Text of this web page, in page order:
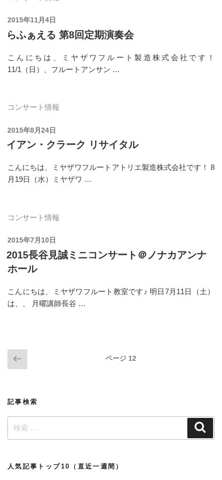
投
稿
2015年11月4日
らふぁえる 第8回定期演奏会
こんにちは、ミヤザワフルート製造株式会社です！
11/1（日）、フルートアンサン …
コンサート情報
投
稿
2015年8月24日
イアン・クラーク リサイタル
こんにちは、ミヤザワフルートアトリエ製造株式会社です！ 8
月19日（水）ミヤザワ …
コンサート情報
投
稿
日:
2015年7月10日
2015長谷見誠ミニコンサート＠ノナカアンナ
ホール
こんにちは、ミヤザワフルート教室です♪ 明日7月11日（土）
は、、 月曜講師長谷 …
投
稿
ビ
ー
シ
ン
の
ジ
ページ 12
記事検索
索:
人気記事トップ10（直近一週間）